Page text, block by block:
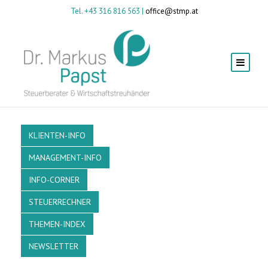
Tel. +43 316 816 563 | office@stmp.at
KLIENTEN-INFO
MANAGEMENT-INFO
INFO-CORNER
STEUERRECHNER
THEMEN-INDEX
NEWSLETTER